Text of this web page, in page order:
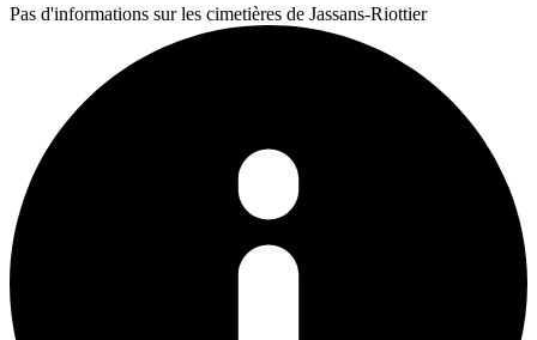
Pas d'informations sur les cimetières de Jassans-Riottier